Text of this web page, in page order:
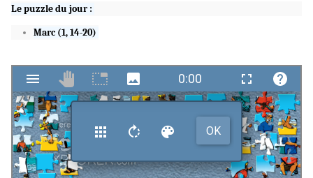
Le puzzle du jour :
Marc (1, 14-20)